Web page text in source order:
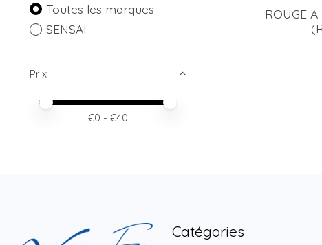
Toutes les marques
SENSAI
Prix
Prix minimum
Price maximum value
€0 - €40
ROUGE
Catégories